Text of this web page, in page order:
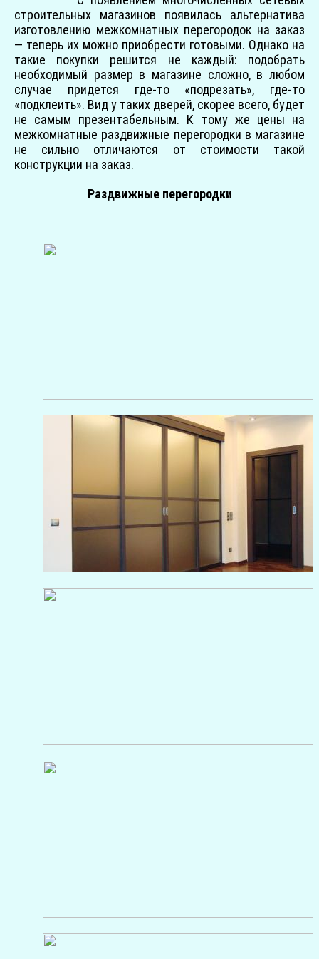
строительных магазинов появилась альтернатива
изготовлению межкомнатных перегородок на заказ
— теперь их можно приобрести готовыми. Однако на
такие покупки решится не каждый: подобрать
необходимый размер в магазине сложно, в любом
случае придется где-то «подрезать», где-то
«подклеить». Вид у таких дверей, скорее всего, будет
не самым презентабельным. К тому же цены на
межкомнатные раздвижные перегородки в магазине
не сильно отличаются от стоимости такой
конструкции на заказ.
Раздвижные перегородки